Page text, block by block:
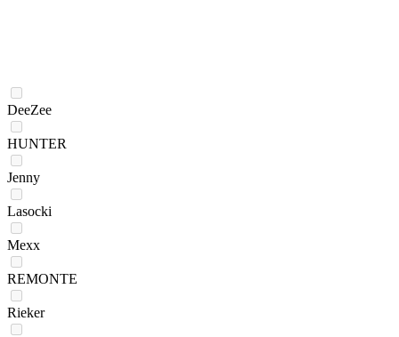
DeeZee
HUNTER
Jenny
Lasocki
Mexx
REMONTE
Rieker